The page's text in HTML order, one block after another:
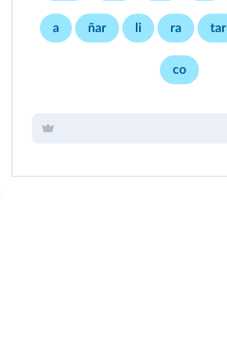
a ñar li ra tar
co